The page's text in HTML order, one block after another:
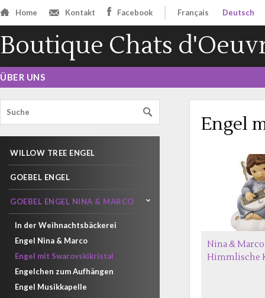
Home Kontakt Facebook Français Deutsch
Boutique Chats
ÜBER UNS
WILLOW TREE ENGEL
GOEBEL ENGEL
GOEBEL ENGEL NINA & MARCO
In der Weihnachtsbäckerei
Engel Nina & Marco
Engel mit Swarovskikristal
Engelchen zum Aufhängen
Engel Musikkapelle
Engel
Nina &
Himmlische